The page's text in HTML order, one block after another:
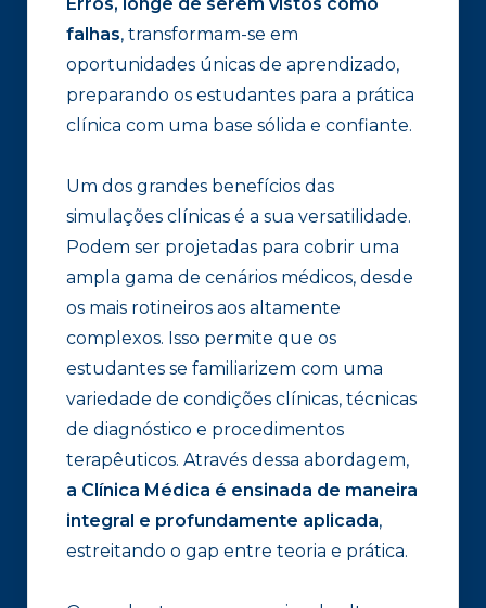
falhas, transformam-se em
oportunidades únicas de aprendizado,
preparando os estudantes para a prática
clínica com uma base sólida e confiante.
Um dos grandes benefícios das
simulações clínicas é a sua versatilidade.
Podem ser projetadas para cobrir uma
ampla gama de cenários médicos, desde
os mais rotineiros aos altamente
complexos. Isso permite que os
estudantes se familiarizem com uma
variedade de condições clínicas, técnicas
de diagnóstico e procedimentos
terapêuticos. Através dessa abordagem,
a Clínica Médica é ensinada de maneira
integral e profundamente aplicada,
estreitando o gap entre teoria e prática.